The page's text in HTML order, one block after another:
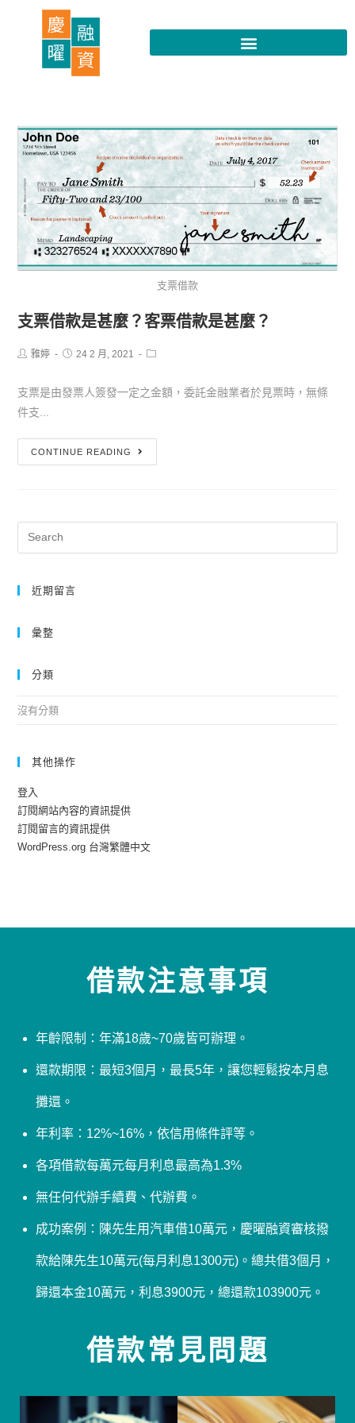
支票借款
支票借款是甚麼？客票借款是甚麼？
雅婷 24 2 月, 2021
支票是由發票人簽發一定之金額，委託金融業者於見票時，無條
件支...
CONTINUE READING
近期留言
彙整
分類
沒有分類
其他操作
登入
訂閱網站內容的資訊提供
訂閱留言的資訊提供
WordPress.org 台灣繁體中文
借款注意事項
年齡限制：年滿18歲~70歲皆可辦理。
還款期限：最短3個月，最長5年，讓您輕鬆按本月息
攤還。
年利率：12%~16%，依信用條件評等。
各項借款每萬元每月利息最高為1.3%
無任何代辦手續費、代辦費。
成功案例：陳先生用汽車借10萬元，慶曜融資審核撥
款給陳先生10萬元(每月利息1300元)。總共借3個月，
歸還本金10萬元，利息3900元，總還款103900元。
借款常見問題